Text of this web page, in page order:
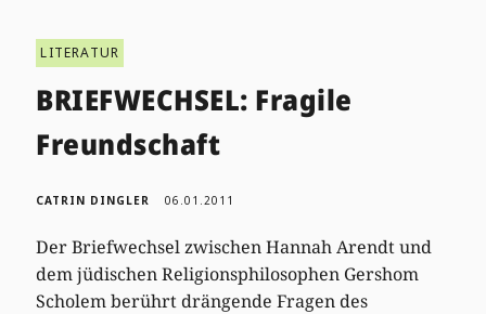
LITERATUR
BRIEFWECHSEL: Fragile
Freundschaft
CATRIN DINGLER 06.01.2011
Der Briefwechsel zwischen Hannah Arendt und
dem jüdischen Religionsphilosophen Gershom
Scholem berührt drängende Fragen des